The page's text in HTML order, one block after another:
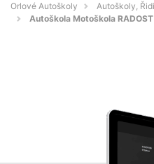
Orlové Autoškoly
Autoškoly,
Autoškola Motoškola RADOST